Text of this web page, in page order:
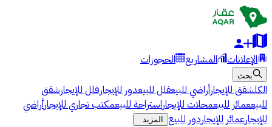
الإعلانات المشاريع الحجوزات
بحث
الكلشقق للإيجارأراضي للبيعفلل للبيعدور للإيجارفلل للإيجارشقق
للبيععمائر للبيعمحلات للإيجاراستراحة للبيعمكتب تجاري للإيجارأراضي
للإيجارعمائر للإيجاردور للبيع المزيد